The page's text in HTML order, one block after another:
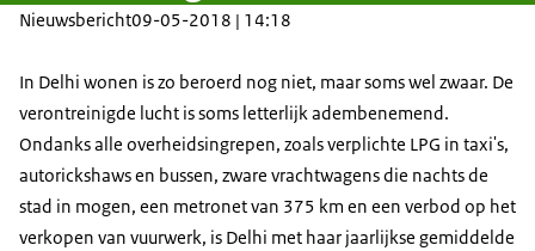
Nieuwsbericht09-05-2018 | 14:18
In Delhi wonen is zo beroerd nog niet, maar soms wel zwaar. De
verontreinigde lucht is soms letterlijk adembenemend.
Ondanks alle overheidsingrepen, zoals verplichte LPG in taxi's,
autorickshaws en bussen, zware vrachtwagens die nachts de
stad in mogen, een metronet van 375 km en een verbod op het
verkopen van vuurwerk, is Delhi met haar jaarlijkse gemiddelde